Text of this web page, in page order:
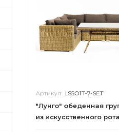
Артикул: LS5O1T-7-SET
"Лунго" обеденная
из искусственного